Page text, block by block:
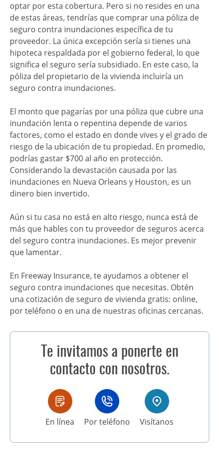
optar por esta cobertura. Pero si no resides en una
de estas áreas, tendrías que comprar una póliza de
seguro contra inundaciones específica de tu
proveedor. La única excepción sería si tienes una
hipoteca respaldada por el gobierno federal, lo que
significa el seguro sería subsidiado. En este caso, la
póliza del propietario de la vivienda incluiría un
seguro contra inundaciones.
El monto que pagarías por una póliza que cubre una
inundación lenta o repentina depende de varios
factores, como el estado en donde vives y el grado de
riesgo de la ubicación de tu propiedad. En promedio,
podrías gastar $700 al año en protección.
Considerando la devastación causada por las
inundaciones en Nueva Orleans y Houston, es un
dinero bien invertido.
Aún si tu casa no está en alto riesgo, nunca está de
más que hables con tu proveedor de seguros acerca
del seguro contra inundaciones. Es mejor prevenir
que lamentar.
En Freeway Insurance, te ayudamos a obtener el
seguro contra inundaciones que necesitas. Obtén
una cotización de seguro de vivienda gratis: online,
por teléfono o en una de nuestras oficinas cercanas.
Te invitamos a ponerte en
contacto con nosotros.
En línea Por teléfono Visítanos